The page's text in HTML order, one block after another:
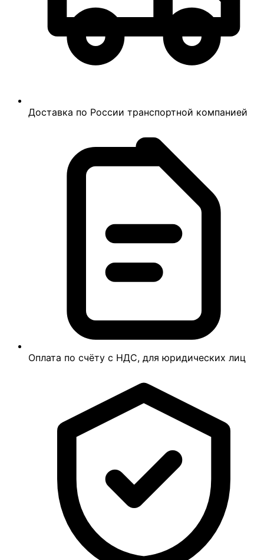
Доставка по России транспортной компанией
Оплата по счёту с НДС, для юридических лиц